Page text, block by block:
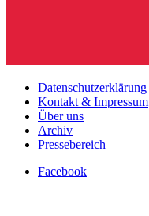
Datenschutzerklärung
Kontakt & Impressum
Über uns
Archiv
Pressebereich
Facebook